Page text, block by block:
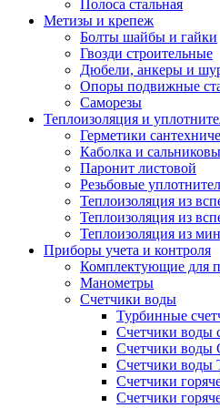
Полоса стальная
Метизы и крепеж
Болты шайбы и гайки
Гвозди строительные
Дюбели, анкеры и
Опоры подвижные
Саморезы
Теплоизоляция и
Герметики
Каболка и
Паронит листовой
Резьбовые
Теплоизоляция из
Теплоизоляция из
Теплоизоляция из
Приборы учета и контроля
Комплектующие для
Манометры
Счетчики воды
Турбинные
Счетчики воды
Счетчики
Счетчики воды
Счетчики
Счетчики